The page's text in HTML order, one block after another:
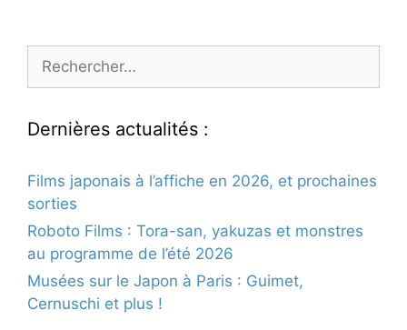
Dernières actualités :
Films japonais à l’affiche en 2026, et prochaines
sorties
Roboto Films : Tora-san, yakuzas et monstres
au programme de l’été 2026
Musées sur le Japon à Paris : Guimet,
Cernuschi et plus !